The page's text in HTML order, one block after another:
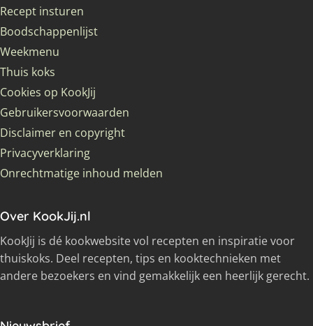
Recept insturen
Boodschappenlijst
Weekmenu
Thuis koks
Cookies op KookJij
Gebruikersvoorwaarden
Disclaimer en copyright
Privacyverklaring
Onrechtmatige inhoud melden
Over KookJij.nl
KookJij is dé kookwebsite vol recepten en inspiratie voor
thuiskoks. Deel recepten, tips en kooktechnieken met
andere bezoekers en vind gemakkelijk een heerlijk gerecht.